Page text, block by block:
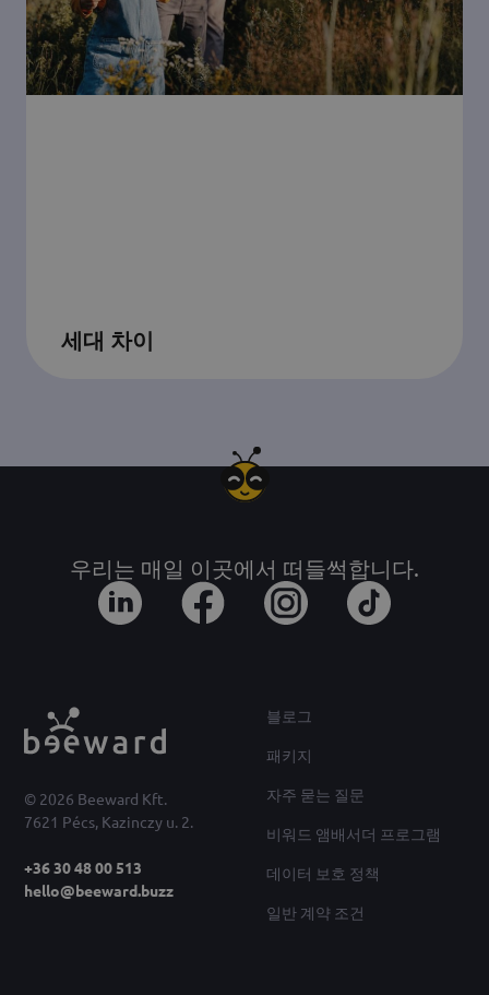
세대 차이
© 2026 Beeward Kft.
7621 Pécs, Kazinczy u. 2.
+36 30 48 00 513
hello@beeward.buzz
우리는 매일 이곳에서 떠들썩합니다.
블로그
패키지
자주 묻는 질문
비워드 앰배서더 프로그램
데이터 보호 정책
일반 계약 조건